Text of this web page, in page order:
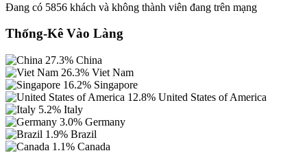
Đang có 5856 khách và không thành viên đang trên mạng
Thống-Kê Vào Làng
27.3% China
26.3% Viet Nam
16.2% Singapore
12.8% United States of America
5.2% Italy
3.0% Germany
1.9% Brazil
1.1% Canada